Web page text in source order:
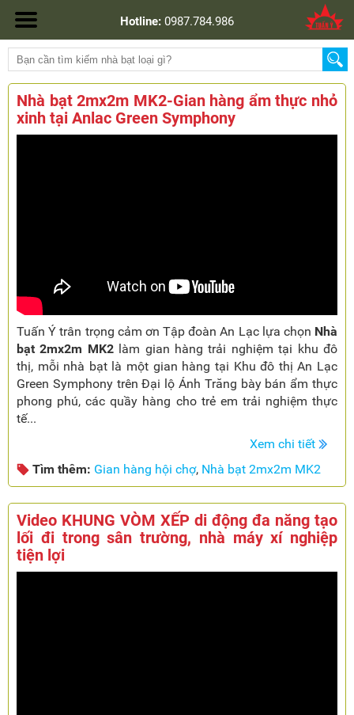
Hotline: 0987.784.986
Nhà bạt 2mx2m MK2-Gian hàng ẩm thực nhỏ
xinh tại Anlac Green Symphony
Tuấn Ý trân trọng cảm ơn Tập đoàn An Lạc lựa chọn Nhà
bạt 2mx2m MK2làm gian hàng trải nghiệm tại khu đô
thị, mỗi nhà bạt là một gian hàng tại Khu đô thị An Lạc
Green Symphony trên Đại lộ Ánh Trăng bày bán ẩm thực
phong phú, các quầy hàng cho trẻ em trải nghiệm thực
tế...
Xem chi tiết
Tìm thêm: Gian hàng hội chợ, Nhà bạt 2mx2m MK2
Video KHUNG VÒM XẾP di động đa năng tạo
lối đi trong sân trường, nhà máy xí nghiệp
tiện lợi